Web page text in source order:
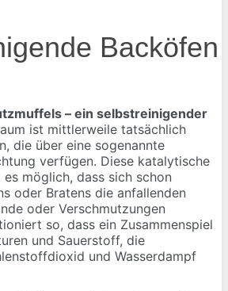
Backöfen
– ein selbstreinigender
ist mittlerweile tatsächlich
die über eine sogenannte
verfügen. Diese katalytische
möglich, dass sich schon
oder Bratens die anfallenden
oder Verschmutzungen
so, dass ein Zusammenspiel
und Sauerstoff, die
und Wasserdampf